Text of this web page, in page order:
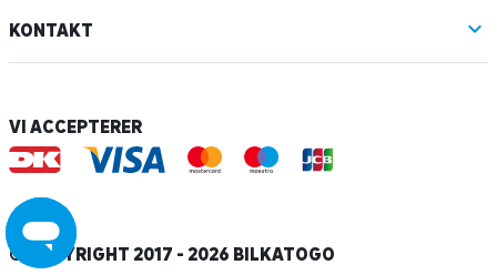
KONTAKT
VI ACCEPTERER
© COPYRIGHT 2017 - 2026 BILKATOGO